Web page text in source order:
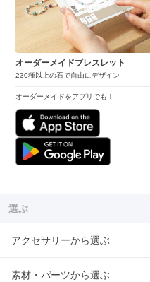
オーダーメイドブレスレット
230種以上の石で自由にデザイン
オーダーメイドをアプリでも！
選ぶ
アクセサリーから選ぶ
素材・パーツから選ぶ